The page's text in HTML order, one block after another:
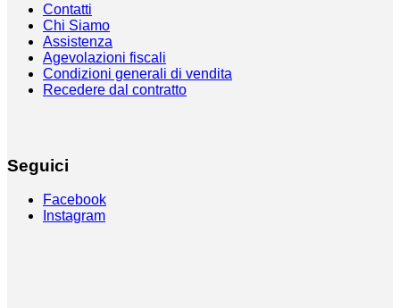
Contatti
Chi Siamo
Assistenza
Agevolazioni fiscali
Condizioni generali di vendita
Recedere dal contratto
Seguici
Facebook
Instagram